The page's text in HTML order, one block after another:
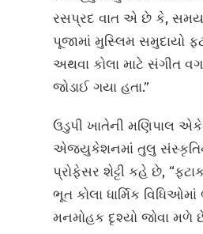
રસપ્રદ વાત એ છે કે,
પૂજામાં મુસ્લિમ સમુદાયો
અથવા કોલા માટે સંગીત
જોડાઈ ગયા હતા.”
ઉડુપી ખાતેની મણિપાલ
એજ્યુકેશનમાં તુલુ
પ્રોફેસર શેટ્ટી કહે છે,
ભૂત કોલા ધાર્મિક
મનમોહક દૃશ્યો જોવા મળે